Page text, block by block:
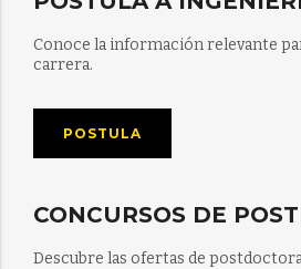
Conoce la información relevante
carrera.
POSTULA
CONCURSOS DE
Descubre las ofertas de